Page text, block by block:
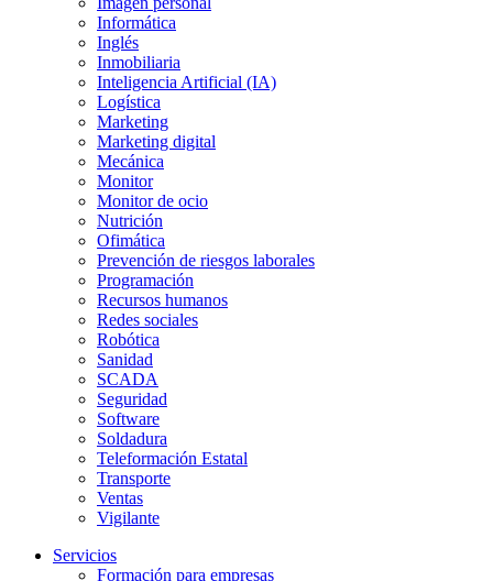
Informática
Inglés
Inmobiliaria
Inteligencia Artificial (IA)
Logística
Marketing
Marketing digital
Mecánica
Monitor
Monitor de ocio
Nutrición
Ofimática
Prevención de riesgos laborales
Programación
Recursos humanos
Redes sociales
Robótica
Sanidad
SCADA
Seguridad
Software
Soldadura
Teleformación Estatal
Transporte
Ventas
Vigilante
Servicios
Formación para empresas